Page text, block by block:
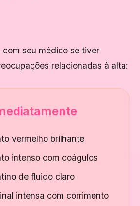
com seu médico se tiver
relacionadas à alta:
vermelho brilhante
intenso com coágulos
de fluido claro
intensa com corrimento